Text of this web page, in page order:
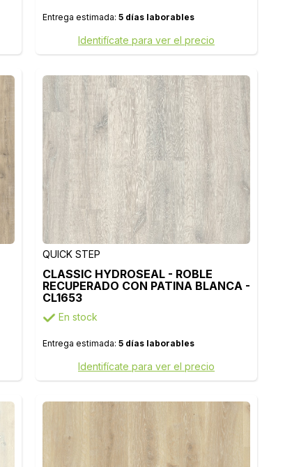
Entrega estimada: 5 días laborables
Identifícate para ver el precio
QUICK STEP
CLASSIC HYDROSEAL - ROBLE
RECUPERADO CON PATINA BLANCA -
CL1653
En stock
Entrega estimada: 5 días laborables
Identifícate para ver el precio